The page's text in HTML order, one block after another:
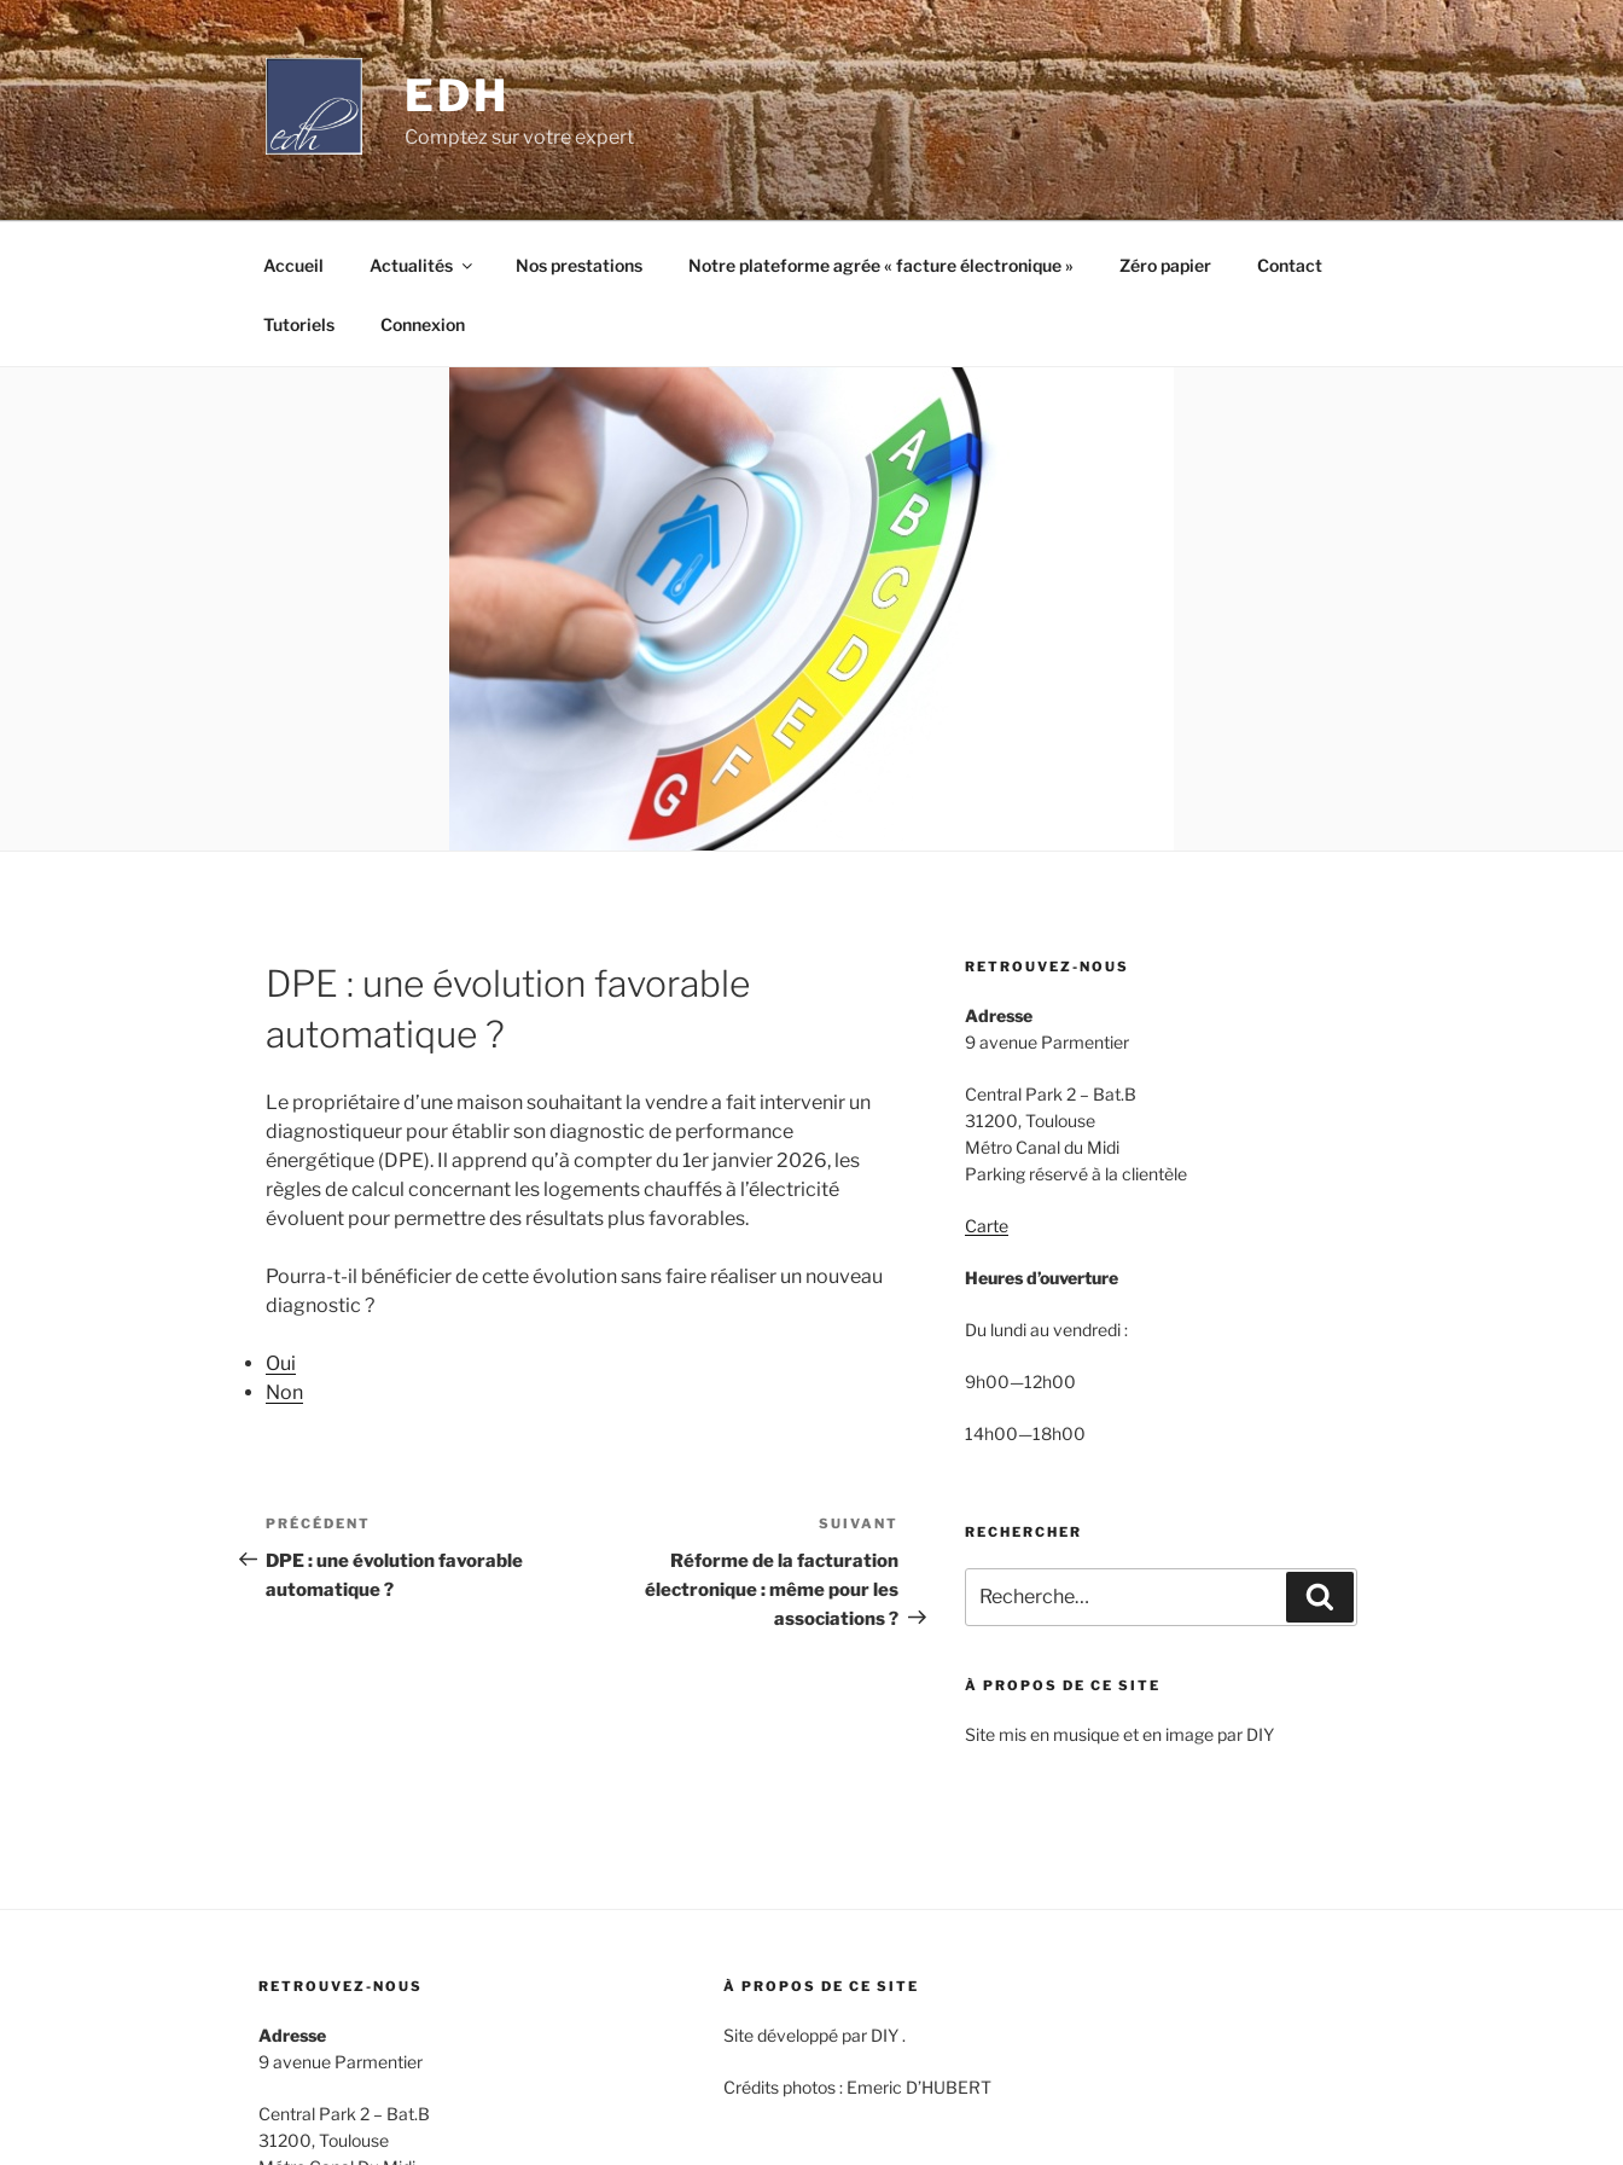
Aller
au
contenu
principal
EDH
Comptez sur votre expert
Accueil Actualités Nos prestations Notre plateforme agrée « facture électronique » Zéro papier Contact
Tutoriels Connexion
DPE : une évolution favorable
automatique ?
Le propriétaire d’une maison souhaitant la vendre a fait intervenir un
diagnostiqueur pour établir son diagnostic de performance
énergétique (DPE). Il apprend qu’à compter du 1er janvier 2026, les
règles de calcul concernant les logements chauffés à l’électricité
évoluent pour permettre des résultats plus favorables.
Pourra-t-il bénéficier de cette évolution sans faire réaliser un nouveau
diagnostic ?
Oui
Non
Navigation
de
l’article
Article
précédent
PRÉCÉDENT
DPE : une évolution favorable
automatique ?
suivant
SUIVANT
Réforme de la facturation
électronique : même pour les
associations ?
RETROUVEZ-NOUS
Adresse
9 avenue Parmentier
Central Park 2 – Bat.B
31200, Toulouse
Métro Canal du Midi
Parking réservé à la clientèle
Carte
Heures d’ouverture
Du lundi au vendredi :
9h00—12h00
14h00—18h00
RECHERCHER
pour
:
À PROPOS DE CE SITE
Site mis en musique et en image par DIY
RETROUVEZ-NOUS
Adresse
9 avenue Parmentier
Central Park 2 – Bat.B
31200, Toulouse
À PROPOS DE CE SITE
Site développé par DIY .
Crédits photos : Emeric D’HUBERT